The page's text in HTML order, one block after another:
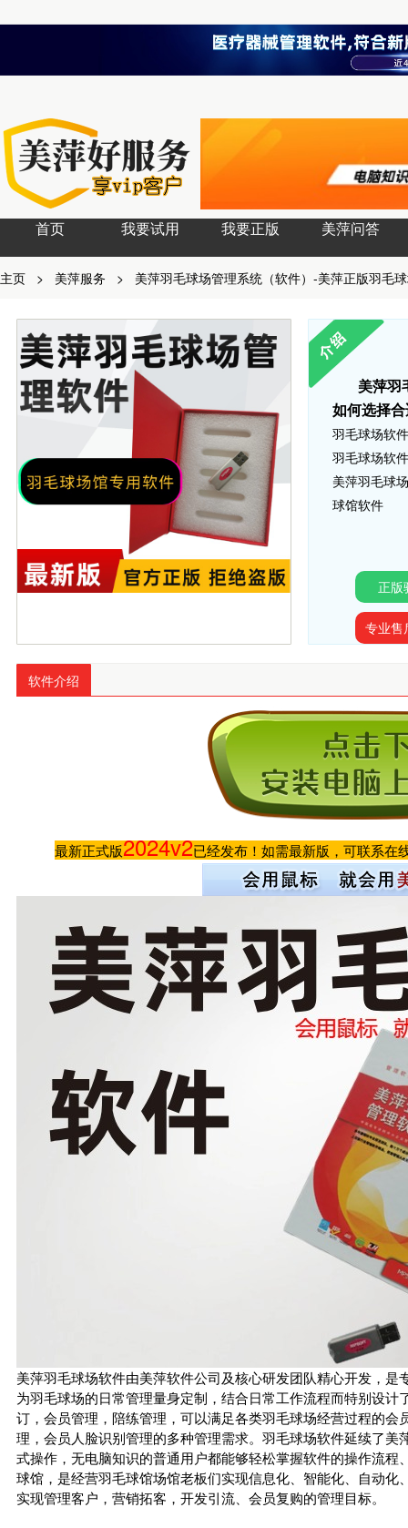
首页 我要试用 我要正版 美萍问答
主页 > 美萍服务 > 美萍羽毛球场管理系统（软件）-美萍正版羽毛
美萍羽
如何选择
羽毛球场软
羽毛球场软
美萍羽毛球
球馆软件
正版
专业售
软件介绍
最新正式版2024v2已经发布！如需最新版，可联系在
美萍羽毛球场软件由美萍软件公司及核心研发团队精心开发，
为羽毛球场的日常管理量身定制，结合日常工作流程而特别设
订，会员管理，陪练管理，可以满足各类羽毛球场经营过程的
理，会员人脸识别管理的多种管理需求。羽毛球场软件延续了
式操作，无电脑知识的普通用户都能够轻松掌握软件的操作流
球馆，是经营羽毛球馆场馆老板们实现信息化、智能化、自动
实现管理客户，营销拓客，开发引流、会员复购的管理目标。